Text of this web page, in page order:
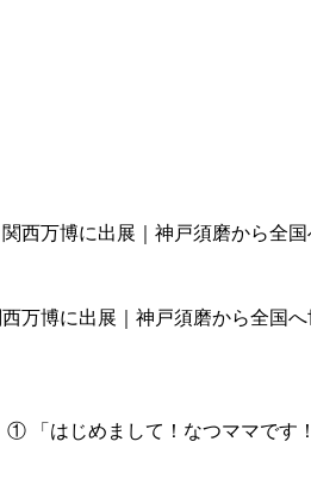
万博に出展｜神戸須磨から全国